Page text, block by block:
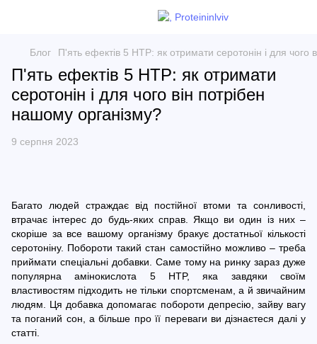
Блог П'ять ефектів 5 HTP: як отримати серотонін і для чого
П'ять ефектів 5 HTP: як отримати
серотонін і для чого він потрібен
нашому організму?
9 серпня 2023
Багато людей страждає від постійної втоми та сонливості,
втрачає інтерес до будь-яких справ. Якщо ви один із них –
скоріше за все вашому організму бракує достатньої кількості
серотоніну. Побороти такий стан самостійно можливо – треба
приймати спеціальні добавки. Саме тому на ринку зараз дуже
популярна амінокислота 5 HTP, яка завдяки своїм
властивостям підходить не тільки спортсменам, а й звичайним
людям. Ця добавка допомагає побороти депресію, зайву вагу
та поганий сон, а більше про її переваги ви дізнаєтеся далі у
статті.